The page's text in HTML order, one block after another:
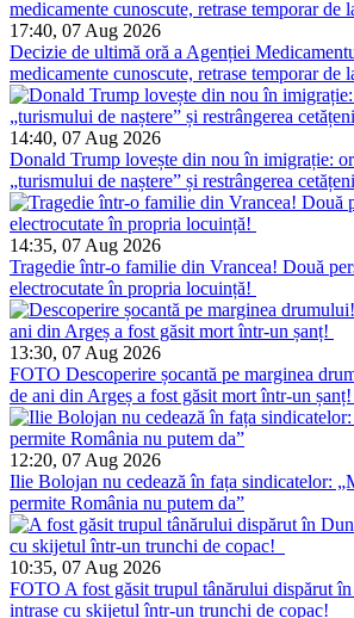
17:40, 07 Aug 2026
Decizie de ultimă oră a Agenției
medicamente cunoscute, retrase temporar de
14:40, 07 Aug 2026
Donald Trump lovește din nou în imigrație:
„turismului de naștere” și restrângerea
14:35, 07 Aug 2026
Tragedie într-o familie din Vrancea! Două
electrocutate în propria locuință!
13:30, 07 Aug 2026
FOTO Descoperire șocantă pe marginea
de ani din Argeș a fost găsit mort într-un șanț!
12:20, 07 Aug 2026
Ilie Bolojan nu cedează în fața sindicatelor:
permite România nu putem da”
10:35, 07 Aug 2026
FOTO A fost găsit trupul tânărului dispărut
intrase cu skijetul într-un trunchi de copac!